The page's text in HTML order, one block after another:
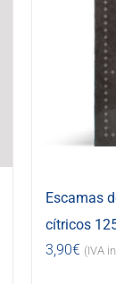
Escamas
cítricos
3,90€ (IVA